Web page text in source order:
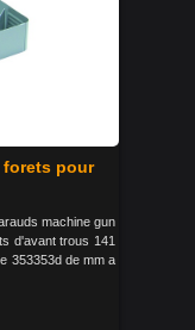
forets pour
machine gun
d'avant trous 141
353353d de mm a